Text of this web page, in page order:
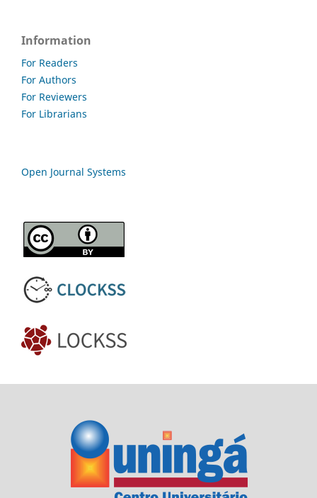
Information
For Readers
For Authors
For Reviewers
For Librarians
Open Journal Systems